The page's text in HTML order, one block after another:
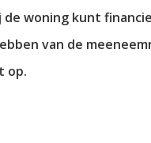
woning kunt
van de
op.